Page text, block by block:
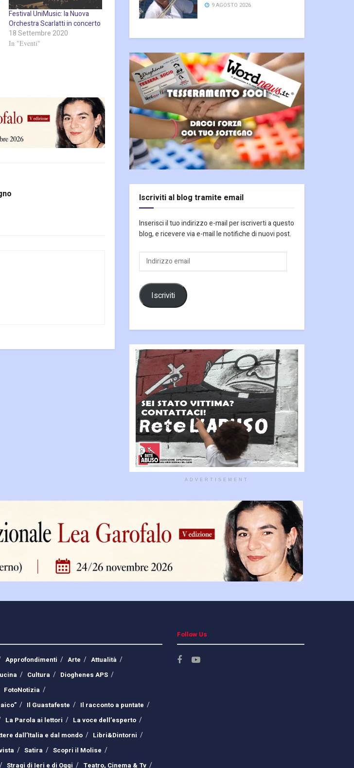
Festival UniMusic: la Nuova
Orchestra Scarlatti in concerto
18 Settembre 2020
In "Eventi"
9 AGOSTO 2026
Iscriviti al blog tramite email
Inserisci il tuo indirizzo e-mail per iscriverti a questo
blog, e ricevere via e-mail le notifiche di nuovi post.
Indirizzo
Iscriviti
ADVERTISEMENT
Approfondimenti Arte
Attualità
Cultura
Dioghenes APS
FotoNotizia
Il Guastafeste
Il racconto a puntate
La Parola ai lettori
La voce dell’esperto
dall’Italia e dal mondo
Libri&Dintorni
Satira
Scopri il Molise
Stragi di Ieri e di Oggi Teatro, Cinema & Tv
Follow Us